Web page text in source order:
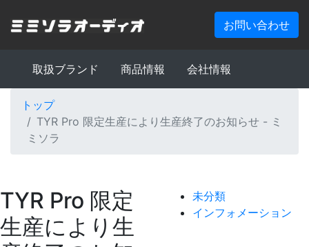
お問い合わせ
取扱ブランド 商品情報 会社情報
トップ
TYR Pro 限定生産により生産終了のお知らせ - ミ
ミソラ
TYR Pro 限定
生産により生
未分類
インフォメーション